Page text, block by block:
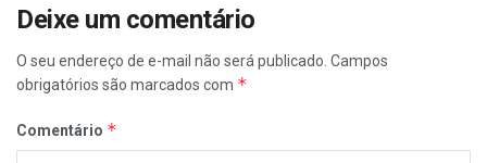
Deixe um comentário
O seu endereço de e-mail não será publicado. Campos
obrigatórios são marcados com *
Comentário *